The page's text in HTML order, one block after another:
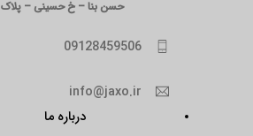
حسن بنا – خ حسینی – پلاک 48
09128459506
info@jaxo.ir
درباره ما